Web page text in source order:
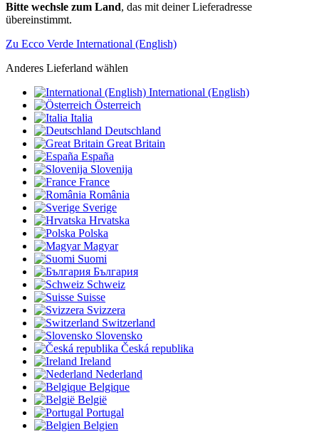
Bitte wechsle zum Land, das mit deiner Lieferadresse
übereinstimmt.
Zu Ecco Verde International (English)
Anderes Lieferland wählen
International (English)
Österreich
Italia
Deutschland
Great Britain
España
Slovenija
France
România
Sverige
Hrvatska
Polska
Magyar
Suomi
България
Schweiz
Suisse
Svizzera
Switzerland
Slovensko
Česká republika
Ireland
Nederland
Belgique
België
Portugal
Belgien